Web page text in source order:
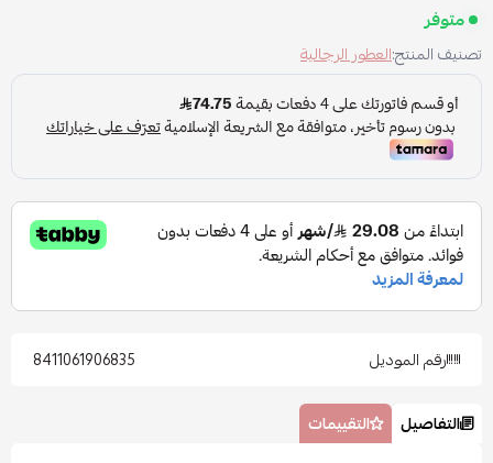
متوفر
تصنيف المنتج:العطور الرجالية
رقم الموديل 8411061906835
التفاصيل التقييمات